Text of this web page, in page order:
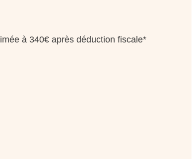
à 340€ après déduction fiscale*